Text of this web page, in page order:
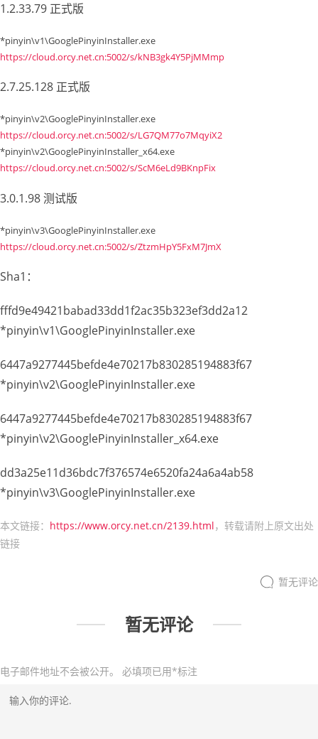
1.2.33.79 正式版
*pinyin\v1\GooglePinyinInstaller.exe
https://cloud.orcy.net.cn:5002/s/kNB3gk4Y5PjMMmp
2.7.25.128 正式版
*pinyin\v2\GooglePinyinInstaller.exe
https://cloud.orcy.net.cn:5002/s/LG7QM77o7MqyiX2
*pinyin\v2\GooglePinyinInstaller_x64.exe
https://cloud.orcy.net.cn:5002/s/ScM6eLd9BKnpFix
3.0.1.98 测试版
*pinyin\v3\GooglePinyinInstaller.exe
https://cloud.orcy.net.cn:5002/s/ZtzmHpY5FxM7JmX
Sha1：
fffd9e49421babad33dd1f2ac35b323ef3dd2a12
*pinyin\v1\GooglePinyinInstaller.exe
6447a9277445befde4e70217b830285194883f67
*pinyin\v2\GooglePinyinInstaller.exe
6447a9277445befde4e70217b830285194883f67
*pinyin\v2\GooglePinyinInstaller_x64.exe
dd3a25e11d36bdc7f376574e6520fa24a6a4ab58
*pinyin\v3\GooglePinyinInstaller.exe
本文链接： https://www.orcy.net.cn/2139.html，转载请附上原文出处
链接
暂无评论
暂无评论
电子邮件地址不会被公开。 必填项已用*标注